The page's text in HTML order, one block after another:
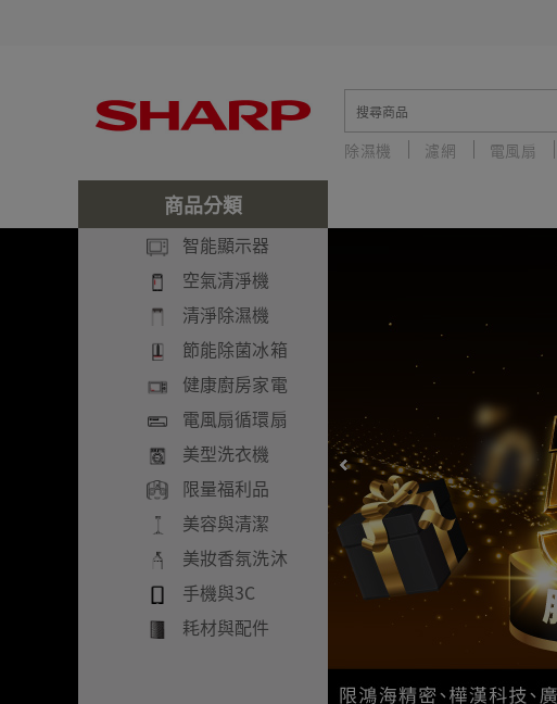
除濕機 濾網 電風扇
商品分類
智能顯示器
空氣清淨機
清淨除濕機
節能除菌冰箱
健康廚房家電
電風扇循環扇
美型洗衣機
限量福利品
美容與清潔
美妝香氛洗沐
手機與3C
耗材與配件